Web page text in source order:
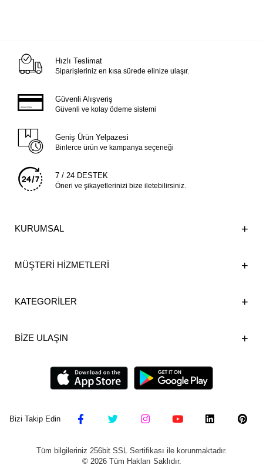
Hızlı Teslimat
Siparişleriniz en kısa sürede elinize ulaşır.
Güvenli Alışveriş
Güvenli ve kolay ödeme sistemi
Geniş Ürün Yelpazesi
Binlerce ürün ve kampanya seçeneği
7 / 24 DESTEK
Öneri ve şikayetlerinizi bize iletebilirsiniz.
KURUMSAL
MÜŞTERİ HİZMETLERİ
KATEGORİLER
BİZE ULAŞIN
Bizi Takip Edin
Tüm bilgileriniz 256bit SSL Sertifikası ile korunmaktadır.
© 2026Tüm Hakları Saklıdır.